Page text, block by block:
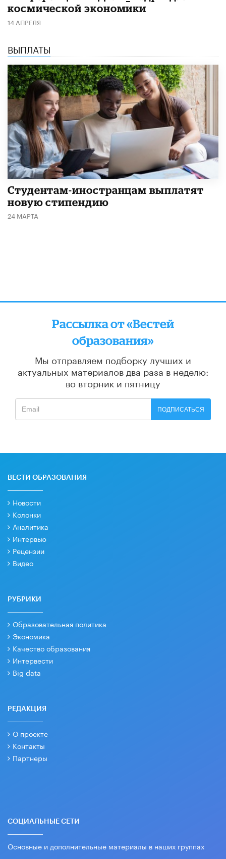
космической экономики
14 АПРЕЛЯ
ВЫПЛАТЫ
Студентам-иностранцам выплатят
новую стипендию
24 МАРТА
Рассылка от «Вестей
образования»
Мы отправляем подборку лучших и
актуальных материалов два раза в неделю:
во вторник и пятницу
ПОДПИСАТЬСЯ
ВЕСТИ ОБРАЗОВАНИЯ
Новости
Колонки
Аналитика
Интервью
Рецензии
Видео
РУБРИКИ
Образовательная политика
Экономика
Качество образования
Интервести
Big data
РЕДАКЦИЯ
О проекте
Контакты
Партнеры
СОЦИАЛЬНЫЕ СЕТИ
Основные и дополнительные материалы в наших группах